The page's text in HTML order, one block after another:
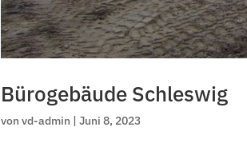
Bürogebäude Schleswig
vonvd-admin |Juni 8, 2023